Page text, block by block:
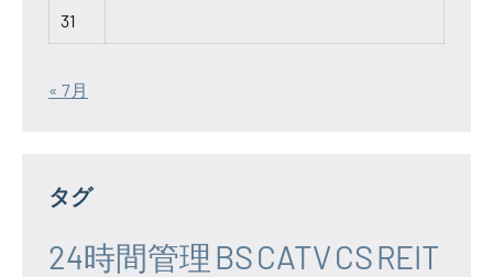
31
« 7月
タグ
24時間管理 BSCATVCSREIT